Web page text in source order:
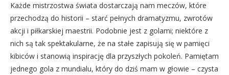
Każde mistrzostwa świata dostarczają nam meczów, które
przechodzą do historii – starć pełnych dramatyzmu, zwrotów
akcji i piłkarskiej maestrii. Podobnie jest z golami; niektóre z
nich są tak spektakularne, że na stałe zapisują się w pamięci
kibiców i stanowią inspirację dla przyszłych pokoleń. Pamiętam
jednego gola z mundialu, który do dziś mam w głowie – czysta